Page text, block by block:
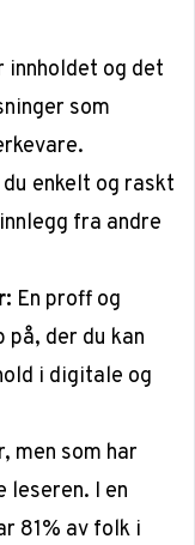
innholdet og det
som
du enkelt og raskt
fra andre
En proff og
på, der du kan
i digitale og
men som har
leseren. I en
81% av folk i